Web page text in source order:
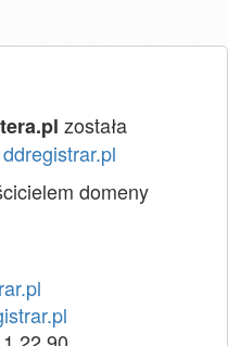
została
ddregistrar.pl
domeny